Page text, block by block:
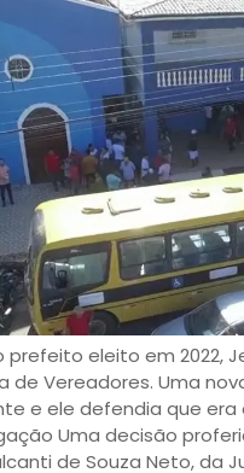
eleito em 2022,
de Vereadores. Uma
e ele defendia que
Uma decisão
de Souza Neto, da